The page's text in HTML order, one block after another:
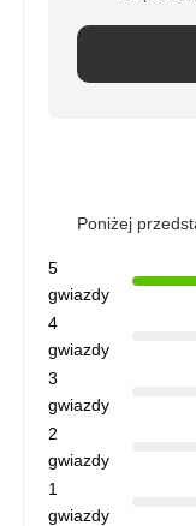
Poniżej
5
gwiazdy
4
gwiazdy
3
gwiazdy
2
gwiazdy
1
gwiazdy